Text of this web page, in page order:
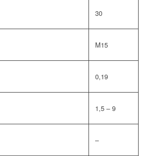
30
M15
0,19
1,5 – 9
–